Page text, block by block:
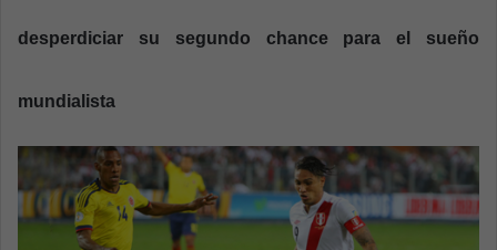
i
desperdiciar su segundo chance para el sueño
mundialista